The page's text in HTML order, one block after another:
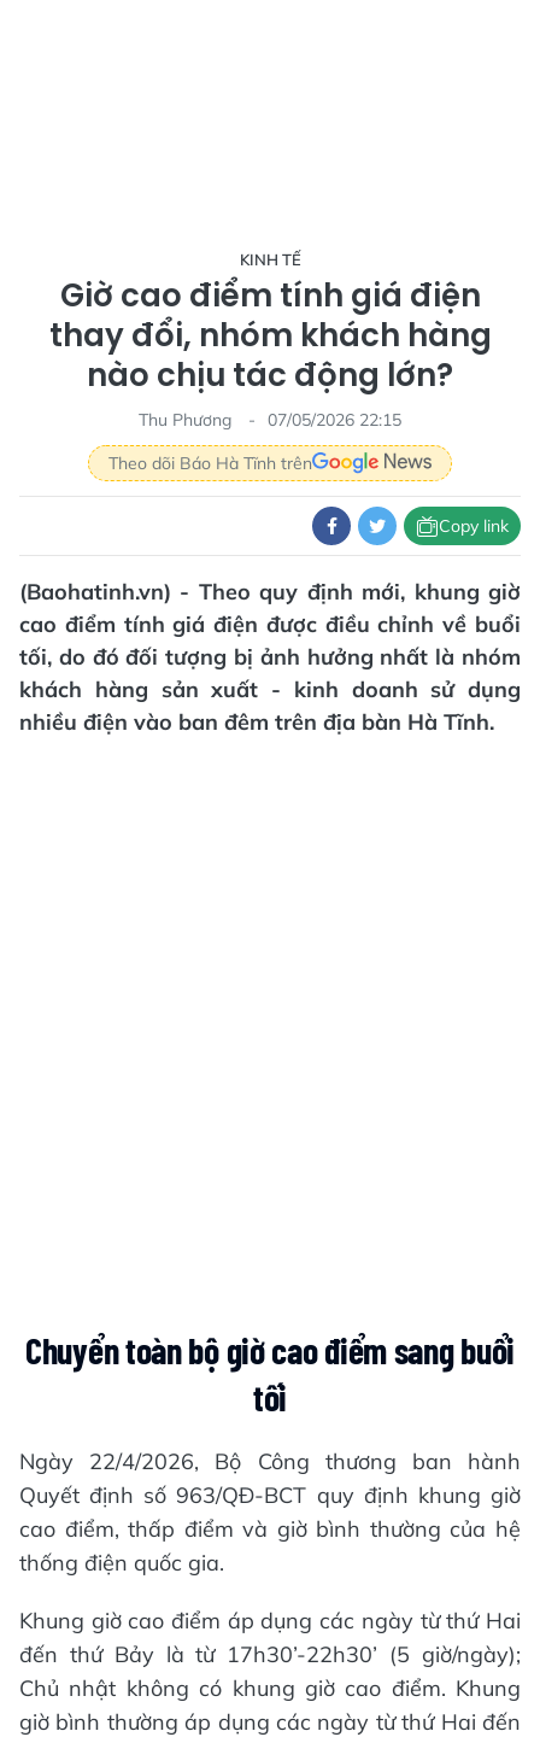
KINH TẾ
Giờ cao điểm tính giá điện
thay đổi, nhóm khách hàng
nào chịu tác động lớn?
Thu Phương
07/05/2026 22:15
Theo dõi Báo Hà Tĩnh trên
Copy link
(Baohatinh.vn) - Theo quy định mới, khung giờ
cao điểm tính giá điện được điều chỉnh về buổi
tối, do đó đối tượng bị ảnh hưởng nhất là nhóm
khách hàng sản xuất - kinh doanh sử dụng
nhiều điện vào ban đêm trên địa bàn Hà Tĩnh.
Chuyển toàn bộ giờ cao điểm sang buổi
tối
Ngày 22/4/2026, Bộ Công thương ban hành
Quyết định số 963/QĐ-BCT quy định khung giờ
cao điểm, thấp điểm và giờ bình thường của hệ
thống điện quốc gia.
Khung giờ cao điểm áp dụng các ngày từ thứ Hai
đến thứ Bảy là từ 17h30’-22h30’ (5 giờ/ngày);
Chủ nhật không có khung giờ cao điểm. Khung
giờ bình thường áp dụng các ngày từ thứ Hai đến